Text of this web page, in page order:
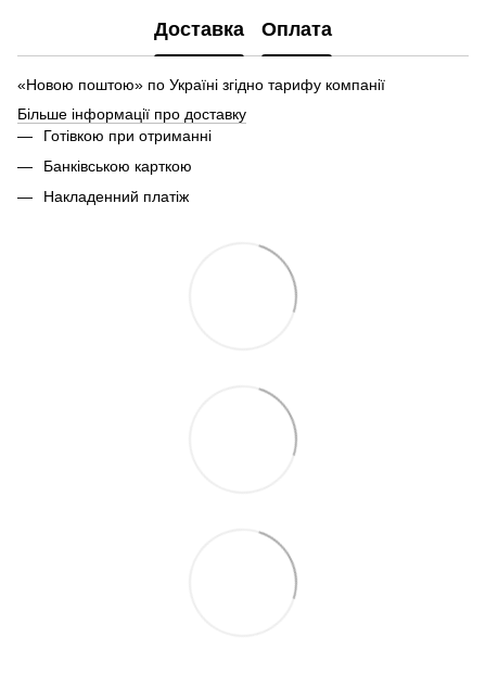
Доставка Оплата
«Новою поштою» по Україні згідно тарифу компанії
Більше інформації про доставку
Готівкою при отриманні
Банківською карткою
Накладенний платіж